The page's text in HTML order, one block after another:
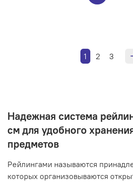
1 2 3
Надежная система
см для удобного
предметов
Рейлингами называются
которых организовываются